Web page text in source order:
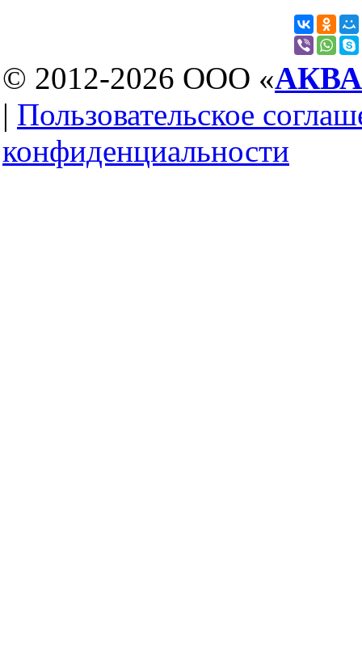
© 2012-2026 ООО «
| Пользовательское
конфиденциальности